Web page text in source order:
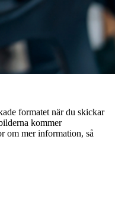
formatet när du skickar
kommer
om mer information, så